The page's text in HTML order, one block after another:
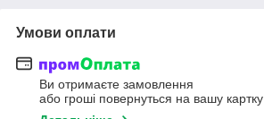
Умови оплати
Ви отримаєте замовлення
або гроші повернуться на вашу картку